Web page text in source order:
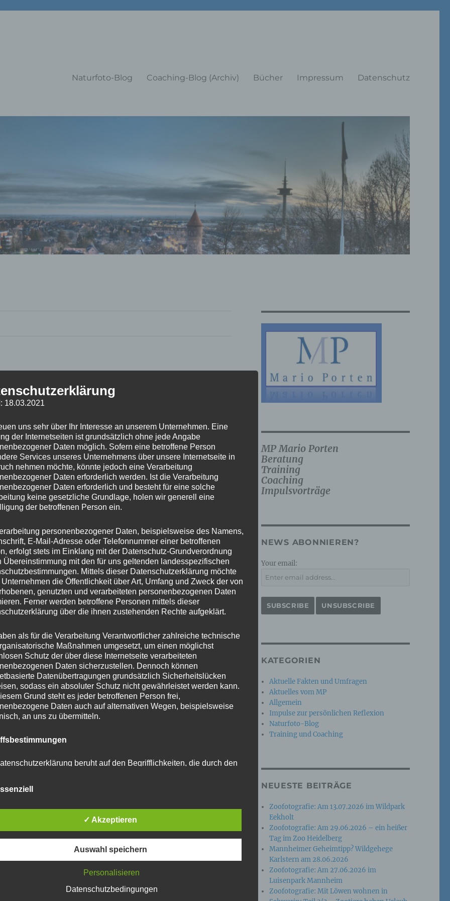
Naturfoto-Blog Coaching-Blog (Archiv) Bücher Impressum Datenschutz
abzugeben.
reduzieren.
MP Mario Porten
Beratung
Training
Coaching
Impulsvorträge
NEWS ABONNIEREN?
Your email:
KATEGORIEN
Aktuelle Fakten und Umfragen
Aktuelles vom MP
Allgemein
Impulse zur persönlichen Reflexion
Naturfoto-Blog
Training und Coaching
NEUESTE BEITRÄGE
Zoofotografie: Am 13.07.2026 im Wildpark
Eekholt
Zoofotografie: Am 29.06.2026 – ein heißer
Tag im Zoo Heidelberg
Mannheimer Geheimtipp? Wildgehege
Karlstern am 28.06.2026
Zoofotografie: Am 27.06.2026 im
Luisenpark Mannheim
Zoofotografie: Mit Löwen wohnen in
18.03.2021
uns sehr über Ihr Interesse an unserem Unternehmen. Eine
der Internetseiten ist grundsätzlich ohne jede Angabe
Daten möglich. Sofern eine betroffene Person
Services unseres Unternehmens über unsere Internetseite in
nehmen möchte, könnte jedoch eine Verarbeitung
Daten erforderlich werden. Ist die Verarbeitung
Daten erforderlich und besteht für eine solche
keine gesetzliche Grundlage, holen wir generell eine
der betroffenen Person ein.
personenbezogener Daten, beispielsweise des Namens,
E-Mail-Adresse oder Telefonnummer einer betroffenen
erfolgt stets im Einklang mit der Datenschutz-Grundverordnung
Übereinstimmung mit den für uns geltenden landesspezifischen
Mittels dieser Datenschutzerklärung möchte
Unternehmen die Öffentlichkeit über Art, Umfang und Zweck der von
genutzten und verarbeiteten personenbezogenen Daten
Ferner werden betroffene Personen mittels dieser
über die ihnen zustehenden Rechte aufgeklärt.
als für die Verarbeitung Verantwortlicher zahlreiche technische
Maßnahmen umgesetzt, um einen möglichst
Schutz der über diese Internetseite verarbeiteten
Daten sicherzustellen. Dennoch können
Datenübertragungen grundsätzlich Sicherheitslücken
sodass ein absoluter Schutz nicht gewährleistet werden kann.
Grund steht es jeder betroffenen Person frei,
Daten auch auf alternativen Wegen, beispielsweise
an uns zu übermitteln.
beruht auf den Begrifflichkeiten, die durch den
Grundverordnung (DS-GVO) verwendet wurden. Unsere
soll sowohl für die Öffentlichkeit als auch für unsere
gewährleisten, möchten wir vorab die verwendeten
in dieser Datenschutzerklärung unter anderem die
✓ Akzeptieren
Auswahl speichern
Personalisieren
Datenschutzbedingungen